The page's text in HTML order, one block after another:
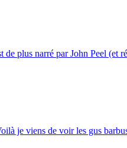
plus narré par John Peel (et
je viens de voir les gus